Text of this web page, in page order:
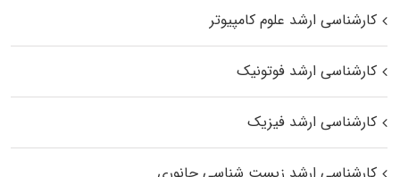
کارشناسی ارشد علوم کامپیوتر
کارشناسی ارشد فوتونیک
کارشناسی ارشد فیزیک